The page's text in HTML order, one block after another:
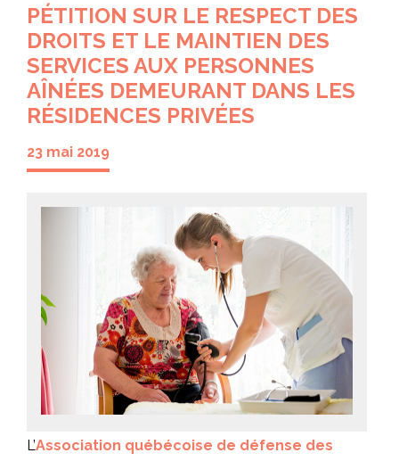
PÉTITION SUR LE RESPECT DES
DROITS ET LE MAINTIEN DES
SERVICES AUX PERSONNES
AÎNÉES DEMEURANT DANS LES
RÉSIDENCES PRIVÉES
23 mai 2019
L’Association québécoise de défense des